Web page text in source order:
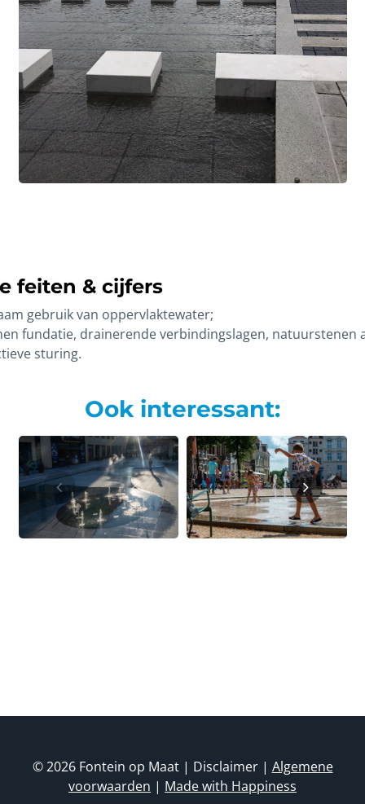
feiten & cijfers
gebruik van oppervlaktewater;
fundatie, drainerende verbindingslagen, natuurstenen
sturing.
Ook interessant:
Watertrappen Watertrappen
© 2026 Fontein op Maat | Disclaimer | Algemene
voorwaarden | Made with Happiness